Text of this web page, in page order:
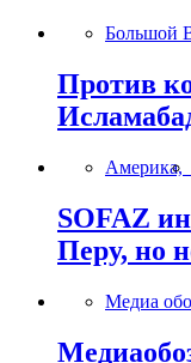
Большой
Против
Америка,
SOFAZ
Перу, но
Медиа